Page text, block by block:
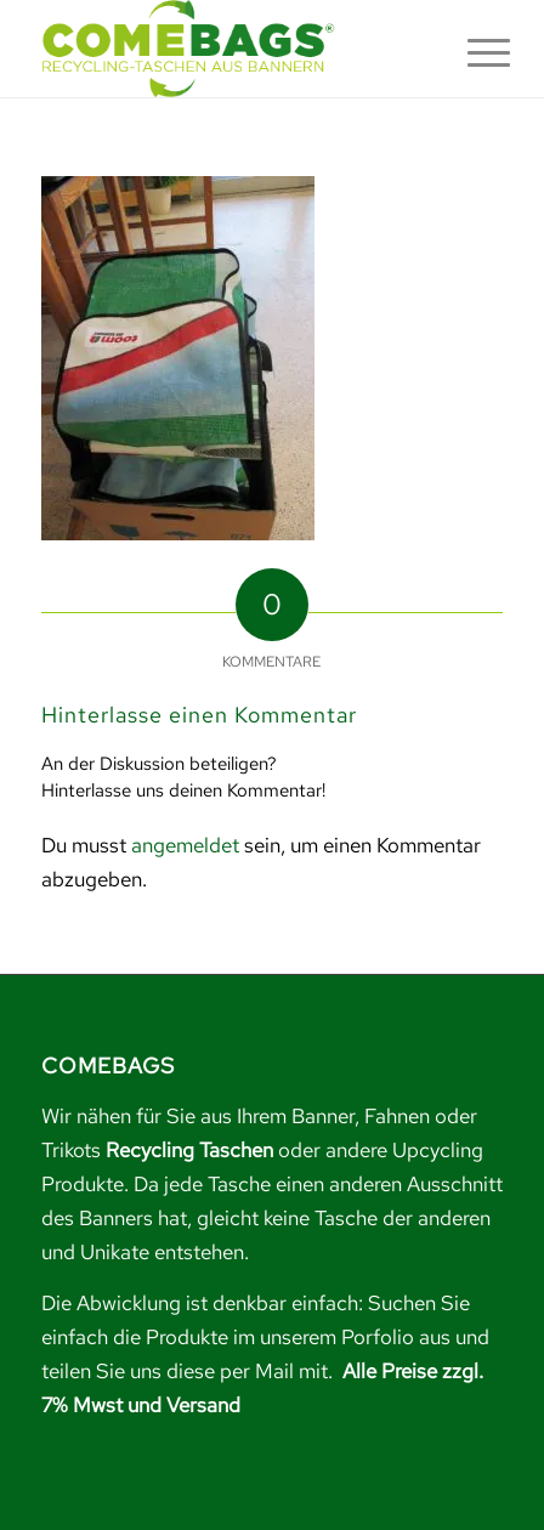
0
KOMMENTARE
Hinterlasse einen Kommentar
An der Diskussion beteiligen?
Hinterlasse uns deinen Kommentar!
Du musstangemeldetsein, um einen Kommentar
abzugeben.
COMEBAGS
Wir nähen für Sie aus Ihrem Banner, Fahnen oder
Trikots Recycling Taschenoder andere Upcycling
Produkte. Da jede Tasche einen anderen Ausschnitt
des Banners hat, gleicht keine Tasche der anderen
und Unikate entstehen.
Die Abwicklung ist denkbar einfach: Suchen Sie
einfach die Produkte im unserem Porfolio aus und
teilen Sie uns diese per Mail mit. Alle Preise zzgl.
7% Mwst und Versand